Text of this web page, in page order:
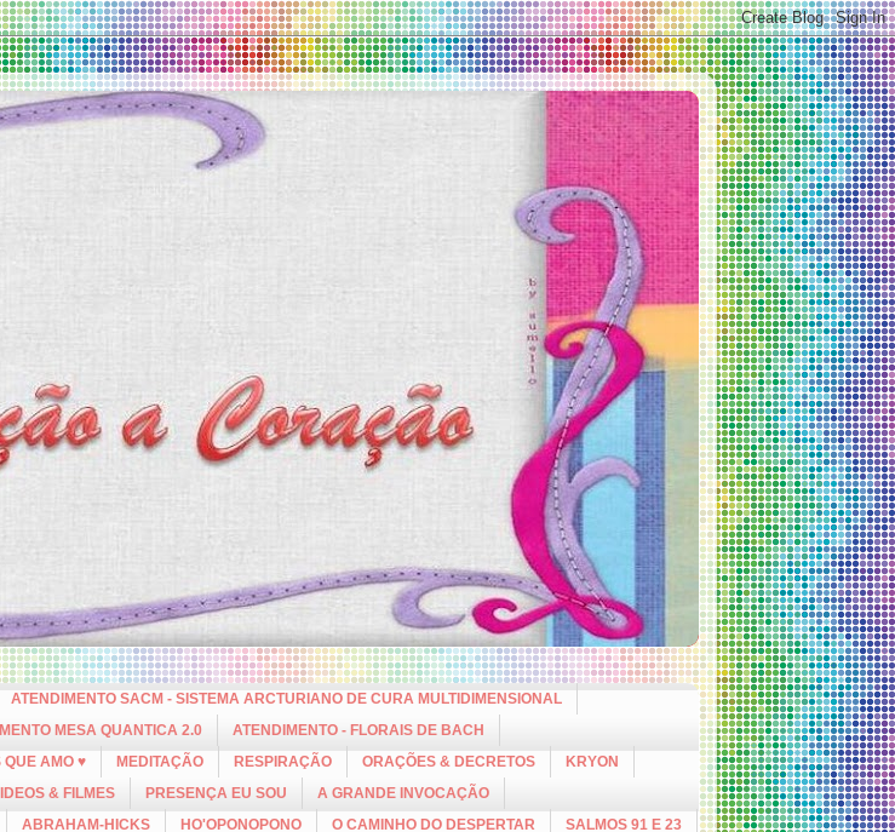
ATENDIMENTO SACM - SISTEMA ARCTURIANO DE CURA MULTIDIMENSIONAL
MESA QUANTICA 2.0
ATENDIMENTO - FLORAIS DE BACH
QUE AMO ♥ MEDITAÇÃO RESPIRAÇÃO ORAÇÕES & DECRETOS
KRYON
& FILMES PRESENÇA EU SOU
A GRANDE INVOCAÇÃO
ABRAHAM-HICKS HO'OPONOPONO O CAMINHO DO DESPERTAR
SALMOS 91 E 23